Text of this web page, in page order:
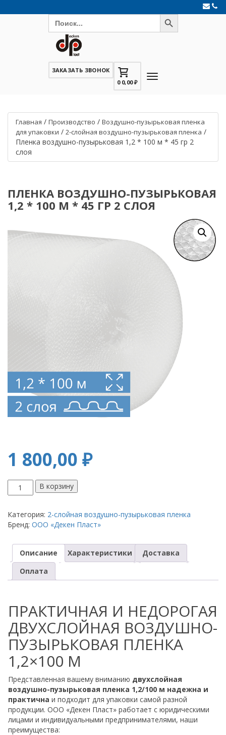
Search
for:
Search Button
ЗАКАЗАТЬ ЗВОНОК
0 0,00₽
Главная / Производство / Воздушно-пузырьковая пленка
для упаковки / 2-слойная воздушно-пузырьковая пленка /
Пленка воздушно-пузырьковая 1,2 * 100 м * 45 гр 2
слоя
ПЛЕНКА ВОЗДУШНО-ПУЗЫРЬКОВАЯ
1,2 * 100 М * 45 ГР 2 СЛОЯ
1 800,00 ₽
Количество
товара
воздушно-
пузырьковая
м
2
слоя
В корзину
Категория: 2-слойная воздушно-пузырьковая пленка
Бренд: OOO «Декен Пласт»
Описание Характеристики
Доставка
Оплата
ПРАКТИЧНАЯ И НЕДОРОГАЯ
ДВУХСЛОЙНАЯ ВОЗДУШНО-
ПУЗЫРЬКОВАЯ ПЛЕНКА
1,2×100 М
Представленная вашему вниманию двухслойная
воздушно-пузырьковая пленка 1,2/100 м надежна и
практична и подходит для упаковки самой разной
продукции. ООО «Декен Пласт» работает с юридическими
лицами и индивидуальными предпринимателями, наши
преимущества: